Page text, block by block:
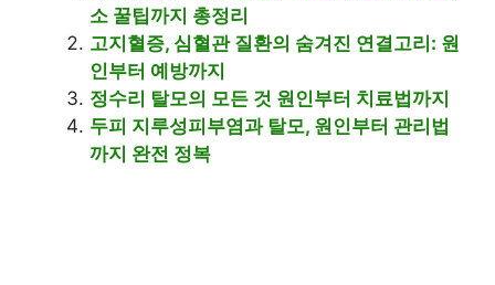
소 꿀팁까지 총정리
고지혈증, 심혈관 질환의 숨겨진 연결고리: 원
인부터 예방까지
정수리 탈모의 모든 것 원인부터 치료법까지
두피 지루성피부염과 탈모, 원인부터 관리법
까지 완전 정복